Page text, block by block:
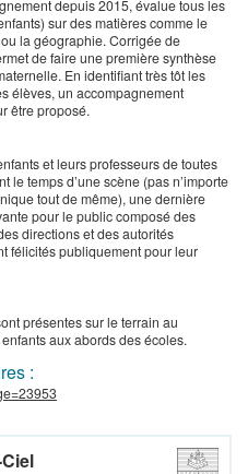
depuis 2015, évalue tous les
sur des matières comme le
la géographie. Corrigée de
de faire une première synthèse
En identifiant très tôt les
élèves, un accompagnement
être proposé.
et leurs professeurs de toutes
le temps d’une scène (pas n’importe
tout de même), une dernière
pour le public composé des
directions et des autorités
félicités publiquement pour leur
présentes sur le terrain au
aux abords des écoles.
: